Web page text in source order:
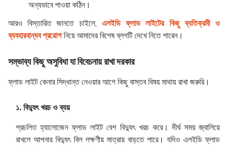
অন্যভাবে পাওয়া কঠিন।
আরও বিস্তারিত জানতে চাইলে, এলইডি ফ্লাড লাইটের কিছু ব্যতিক্রমী ও
ব্যবহারবান্ধব প্রয়োগনিয়ে আমাদের বিশেষ ব্লগটি দেখে নিতে পারেন।
সম্ভাব্য কিছু অসুবিধা যা বিবেচনায় রাখা দরকার
ফ্লাড লাইট কেনার সিদ্ধান্ত নেওয়ার আগে কিছু বাস্তব বিষয় মাথায় রাখা জরুরি।
১. বিদ্যুৎ খরচ ও ব্যয়
প্রচলিত হ্যালোজেন ফ্লাড লাইট বেশ বিদ্যুৎ খরচ করে। দীর্ঘ সময় জ্বালিয়ে
রাখলে আপনার বিদ্যুৎ বিল লক্ষণীয় মাত্রায় বাড়তে পারে। যদিও এলইডি ফ্লাড